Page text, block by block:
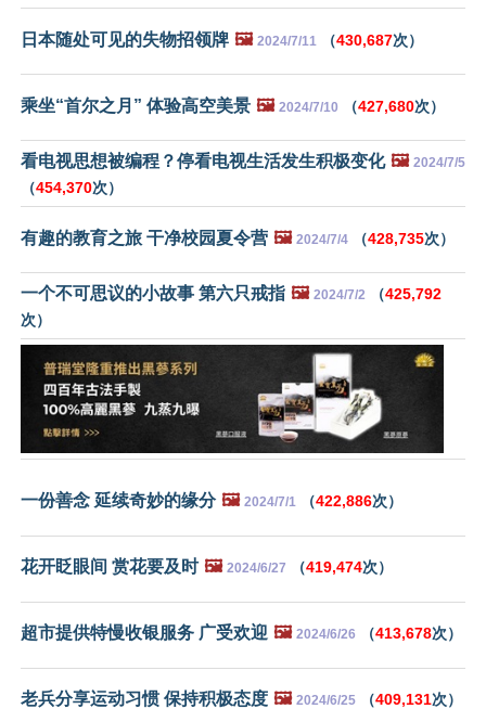
日本随处可见的失物招领牌 🖼️ 2024/7/11 （430,687次）
乘坐“首尔之月” 体验高空美景 🖼️ 2024/7/10 （427,680次）
看电视思想被编程？停看电视生活发生积极变化 🖼️ 2024/7/5
（454,370次）
有趣的教育之旅 干净校园夏令营 🖼️ 2024/7/4 （428,735次）
一个不可思议的小故事 第六只戒指 🖼️ 2024/7/2 （425,792
次）
一份善念 延续奇妙的缘分 🖼️ 2024/7/1 （422,886次）
花开眨眼间 赏花要及时 🖼️ 2024/6/27 （419,474次）
超市提供特慢收银服务 广受欢迎 🖼️ 2024/6/26 （413,678次）
老兵分享运动习惯 保持积极态度 🖼️ 2024/6/25 （409,131次）